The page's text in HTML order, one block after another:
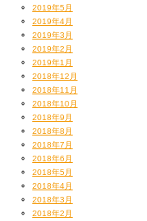
2019年5月
2019年4月
2019年3月
2019年2月
2019年1月
2018年12月
2018年11月
2018年10月
2018年9月
2018年8月
2018年7月
2018年6月
2018年5月
2018年4月
2018年3月
2018年2月